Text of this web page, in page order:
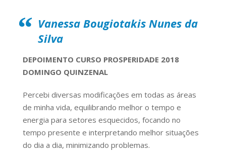
Vanessa Bougiotakis Nunes da
Silva
DEPOIMENTO CURSO PROSPERIDADE 2018
DOMINGO QUINZENAL
Percebi diversas modificações em todas as áreas
de minha vida, equilibrando melhor o tempo e
energia para setores esquecidos, focando no
tempo presente e interpretando melhor situações
do dia a dia, minimizando problemas.